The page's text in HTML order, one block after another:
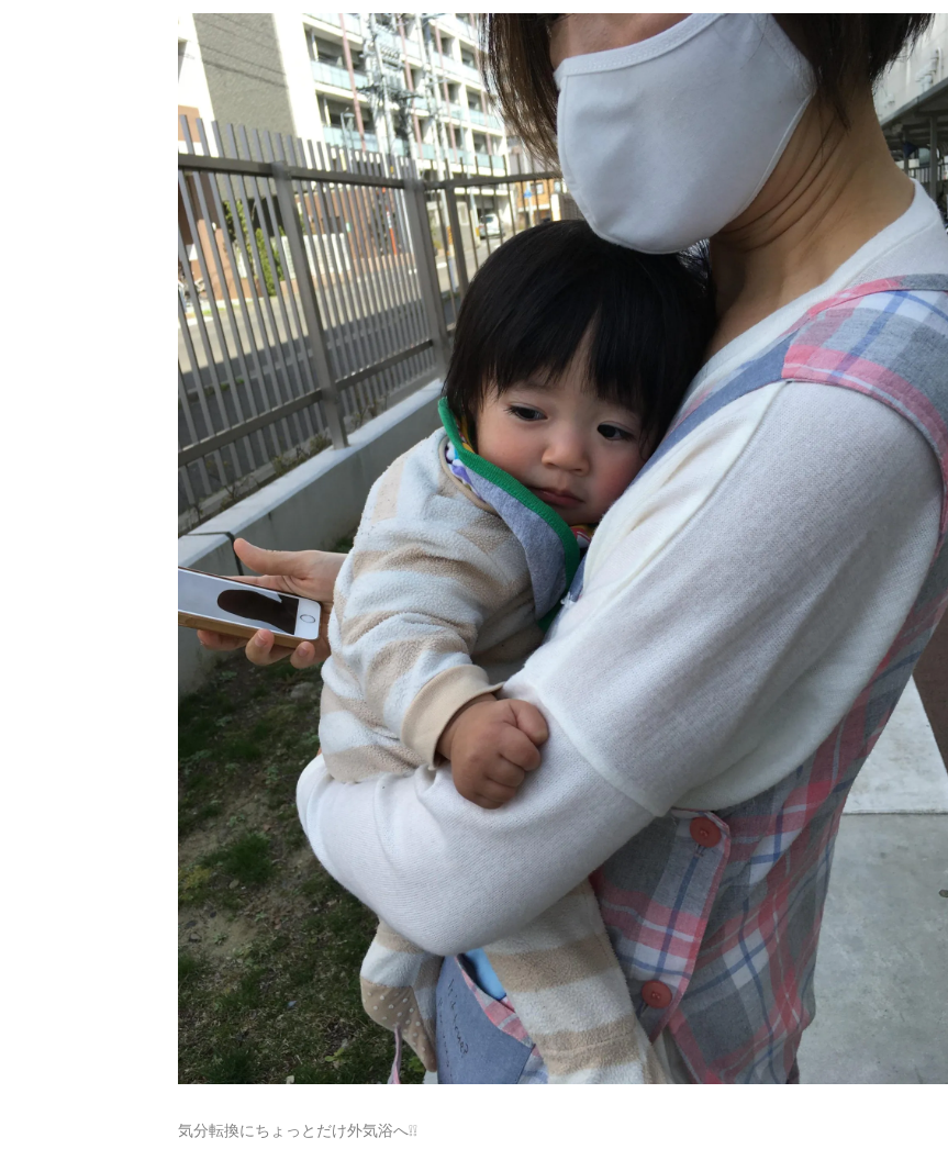
気分転換にちょっとだけ外気浴へ❕❕